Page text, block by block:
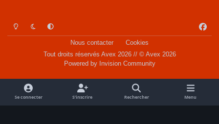
Light ModeDark ModeSystem Preference
a
o
k
Nous contacter
Cookies
Tout droits réservés Avex 2026 // © Avex 2026
Powered by Invision Community
Se connecter S’inscrire Rechercher Menu